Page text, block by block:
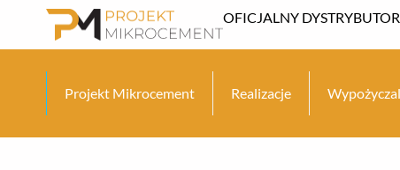
Przejdź
OFICJALNY
Projekt Mikrocement Realizacje